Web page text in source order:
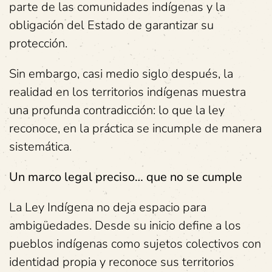
parte de las comunidades indígenas y la
obligación del Estado de garantizar su
protección.
Sin embargo, casi medio siglo después, la
realidad en los territorios indígenas muestra
una profunda contradicción: lo que la ley
reconoce, en la práctica se incumple de manera
sistemática.
Un marco legal preciso… que no se cumple
La Ley Indígena no deja espacio para
ambigüedades. Desde su inicio define a los
pueblos indígenas como sujetos colectivos con
identidad propia y reconoce sus territorios